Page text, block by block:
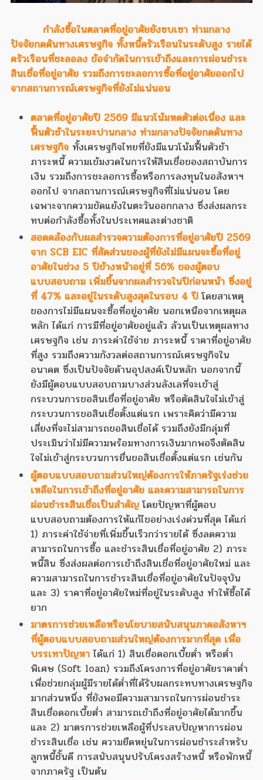
กำลังซื้อในตลาดที่อยู่อาศัยยังซบเซา ท่ามกลาง
ปัจจัยกดดันทางเศรษฐกิจ ทั้งหนี้ครัวเรือนในระดับสูง รายได้
ครัวเรือนที่ชะลอลง ข้อจำกัดในการเข้าถึงและการผ่อนชำระ
สินเชื่อที่อยู่อาศัย รวมถึงการชะลอการซื้อที่อยู่อาศัยออกไป
จากสถานการณ์เศรษฐกิจที่ยังไม่แน่นอน
ตลาดที่อยู่อาศัยปี 2569 มีแนวโน้มหดตัวต่อเนื่อง และ
ฟื้นตัวช้าในระยะปานกลาง ท่ามกลางปัจจัยกดดันทาง
เศรษฐกิจ ทั้งเศรษฐกิจไทยที่ยังมีแนวโน้มฟื้นตัวช้า
ภาระหนี้ ความเข้มงวดในการให้สินเชื่อของสถาบันการ
เงิน รวมถึงการชะลอการซื้อหรือการลงทุนในอสังหาฯ
ออกไป จากสถานการณ์เศรษฐกิจที่ไม่แน่นอน โดย
เฉพาะจากความขัดแย้งในตะวันออกกลาง ซึ่งส่งผลกระ
ทบต่อกำลังซื้อทั้งในประเทศและต่างชาติ
สอดคล้องกับผลสำรวจความต้องการที่อยู่อาศัยปี 2569
จาก SCB EIC ที่สัดส่วนของผู้ที่ยังไม่มีแผนจะซื้อที่อยู่
อาศัยในช่วง 5 ปีข้างหน้าอยู่ที่ 56% ของผู้ตอบ
แบบสอบถาม เพิ่มขึ้นจากผลสำรวจในปีก่อนหน้า ซึ่งอยู่
ที่ 47% และอยู่ในระดับสูงสุดในรอบ 4 ปีโดยสาเหตุ
ของการไม่มีแผนจะซื้อที่อยู่อาศัย นอกเหนือจากเหตุผล
หลัก ได้แก่ การมีที่อยู่อาศัยอยู่แล้ว ล้วนเป็นเหตุผลทาง
เศรษฐกิจ เช่น ภาระค่าใช้จ่าย ภาระหนี้ ราคาที่อยู่อาศัย
ที่สูง รวมถึงความกังวลต่อสถานการณ์เศรษฐกิจใน
อนาคต ซึ่งเป็นปัจจัยด้านอุปสงค์เป็นหลัก นอกจากนี้
ยังมีผู้ตอบแบบสอบถามบางส่วนลังเลที่จะเข้าสู่
กระบวนการขอสินเชื่อที่อยู่อาศัย หรือตัดสินใจไม่เข้าสู่
กระบวนการขอสินเชื่อตั้งแต่แรก เพราะคิดว่ามีความ
เสี่ยงที่จะไม่สามารถขอสินเชื่อได้ รวมถึงยังมีกลุ่มที่
ประเมินว่าไม่มีความพร้อมทางการเงินมากพอจึงตัดสิน
ใจไม่เข้าสู่กระบวนการยื่นขอสินเชื่อตั้งแต่แรก เช่นกัน
ผู้ตอบแบบสอบถามส่วนใหญ่ต้องการให้ภาครัฐเร่งช่วย
เหลือในการเข้าถึงที่อยู่อาศัย และความสามารถในการ
ผ่อนชำระสินเชื่อเป็นสำคัญโดยปัญหาที่ผู้ตอบ
แบบสอบถามต้องการให้แก้ไขอย่างเร่งด่วนที่สุด ได้แก่
1) ภาระค่าใช้จ่ายที่เพิ่มขึ้นเร็วกว่ารายได้ ซึ่งลดความ
สามารถในการซื้อ และชำระสินเชื่อที่อยู่อาศัย 2) ภาระ
หนี้สิน ซึ่งส่งผลต่อการเข้าถึงสินเชื่อที่อยู่อาศัยใหม่ และ
ความสามารถในการชำระสินเชื่อที่อยู่อาศัยในปัจจุบัน
และ 3) ราคาที่อยู่อาศัยใหม่ที่อยู่ในระดับสูง ทำให้ซื้อได้
ยาก
มาตรการช่วยเหลือหรือนโยบายสนับสนุนภาคอสังหาฯ
ที่ผู้ตอบแบบสอบถามส่วนใหญ่ต้องการมากที่สุด เพื่อ
บรรเทาปัญหาได้แก่ 1) สินเชื่อดอกเบี้ยต่ำ หรือต่ำ
พิเศษ (Soft loan) รวมถึงโครงการที่อยู่อาศัยราคาต่ำ
เพื่อช่วยกลุ่มผู้มีรายได้ต่ำที่ได้รับผลกระทบทางเศรษฐกิจ
มากส่วนหนึ่ง ที่ยังพอมีความสามารถในการผ่อนชำระ
สินเชื่อดอกเบี้ยต่ำ สามารถเข้าถึงที่อยู่อาศัยได้มากขึ้น
และ 2) มาตรการช่วยเหลือผู้ที่ประสบปัญหาการผ่อน
ชำระสินเชื่อ เช่น ความยืดหยุ่นในการผ่อนชำระสำหรับ
ลูกหนี้ชั้นดี การสนับสนุนปรับโครงสร้างหนี้ หรือพักหนี้
จากภาครัฐ เป็นต้น